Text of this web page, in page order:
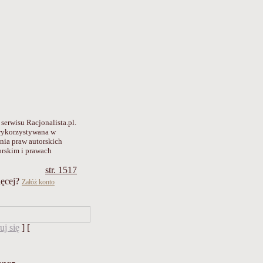
Racjonalista.pl.
w
praw autorskich
i prawach
str. 1517
Załóż konto
się ] [